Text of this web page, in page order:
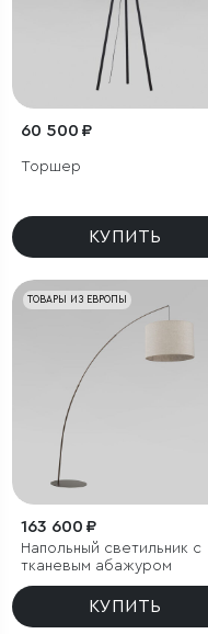
60 500 ₽
Торшер
КУПИТЬ
ТОВАРЫ ИЗ ЕВРОПЫ
163 600 ₽
Напольный светильник с
тканевым абажуром
КУПИТЬ